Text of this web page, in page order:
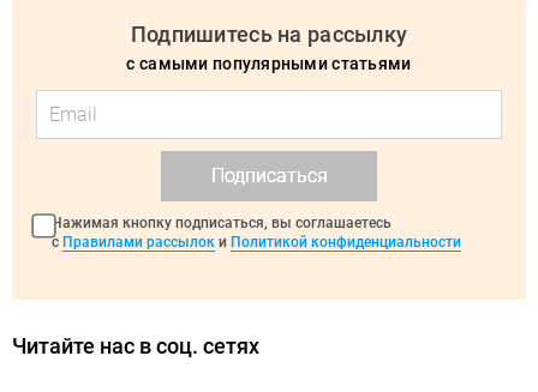
Подпишитесь на рассылку
с самыми популярными статьями
Подписаться
Нажимая кнопку подписаться, вы соглашаетесь
с Правилами рассылок и Политикой конфиденциальности
Читайте нас в соц. сетях